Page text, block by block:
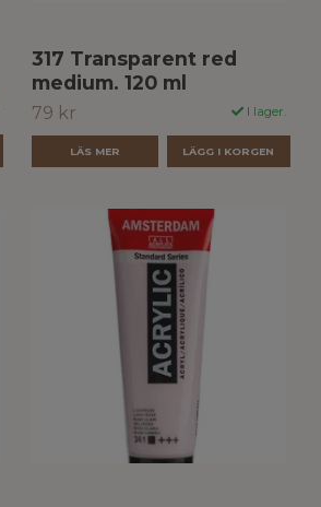
317 Transparent red
medium. 120 ml
79 kr I lager.
LÄS MER